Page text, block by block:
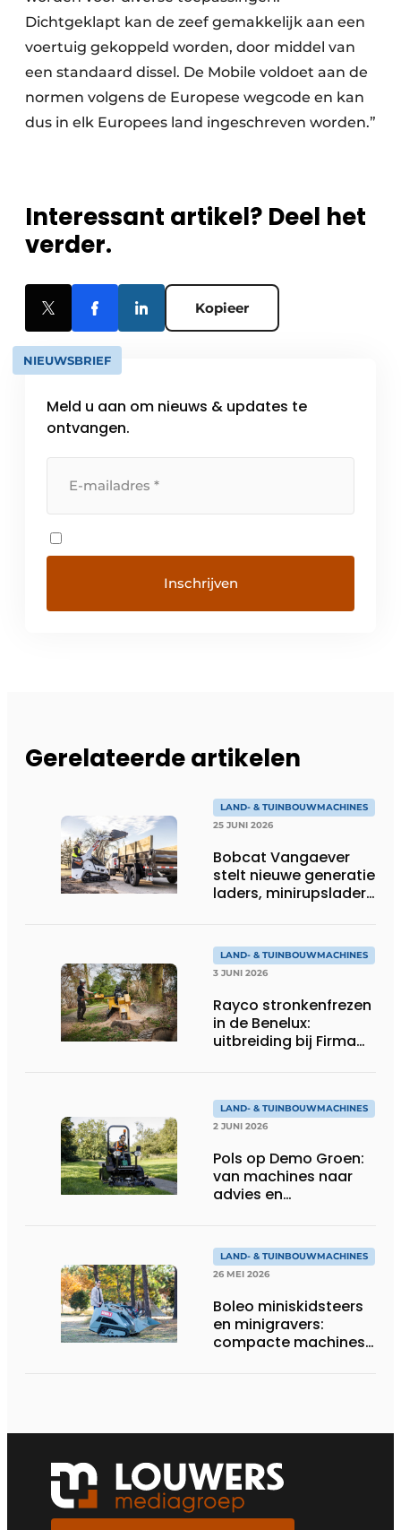
Dichtgeklapt kan de zeef gemakkelijk aan een
voertuig gekoppeld worden, door middel van
een standaard dissel. De Mobile voldoet aan de
normen volgens de Europese wegcode en kan
dus in elk Europees land ingeschreven worden.”
Interessant artikel? Deel het
verder.
Kopieer
NIEUWSBRIEF
Meld u aan om nieuws & updates te
ontvangen.
Gerelateerde artikelen
LAND- & TUINBOUWMACHINES
25 JUNI 2026
Bobcat Vangaever
stelt nieuwe generatie
laders, minirupsladers
LAND- & TUINBOUWMACHINES
3 JUNI 2026
Rayco stronkenfrezen
in de Benelux:
uitbreiding bij Firma
LAND- & TUINBOUWMACHINES
2 JUNI 2026
Pols op Demo Groen:
van machines naar
advies en
LAND- & TUINBOUWMACHINES
26 MEI 2026
Boleo miniskidsteers
en minigravers:
compacte machines